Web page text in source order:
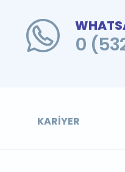
0
KARIYER